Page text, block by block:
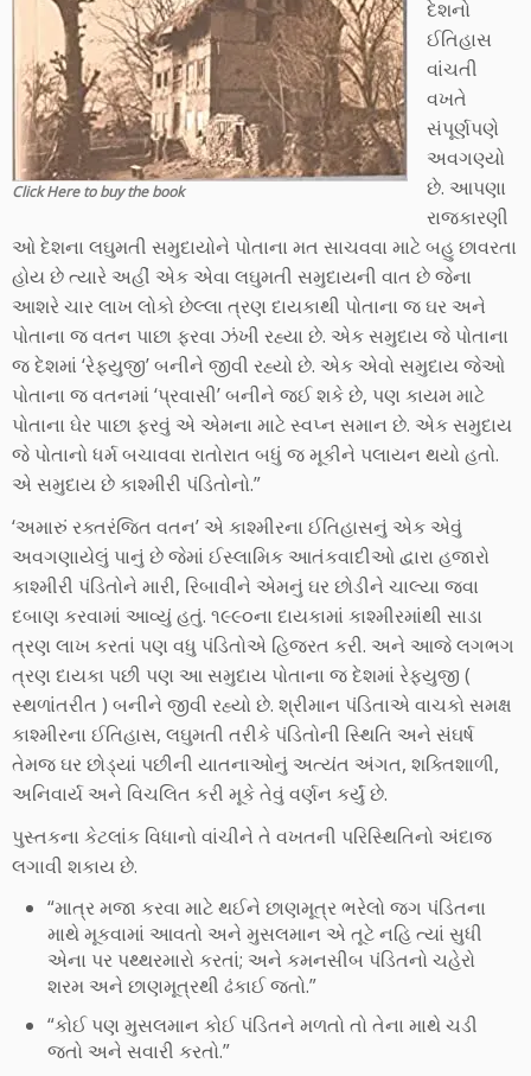
Click Here to buy the book
દેશનો
ઈતિહાસ
વાંચતી
વખતે
સંપૂર્ણપણે
અવગણ્યો
છે. આપણા
રાજકારણી
ઓ દેશના લઘુમતી સમુદાયોને પોતાના મત સાચવવા માટે બહુ છાવરતા
હોય છે ત્યારે અહીં એક એવા લઘુમતી સમુદાયની વાત છે જેના
આશરે ચાર લાખ લોકો છેલ્લા ત્રણ દાયકાથી પોતાના જ ઘર અને
પોતાના જ વતન પાછા ફરવા ઝંખી રહ્યા છે. એક સમુદાય જે પોતાના
જ દેશમાં ‘રેફ્યુજી’ બનીને જીવી રહ્યો છે. એક એવો સમુદાય જેઓ
પોતાના જ વતનમાં ‘પ્રવાસી’ બનીને જઈ શકે છે, પણ કાયમ માટે
પોતાના ઘેર પાછા ફરવું એ એમના માટે સ્વપ્ન સમાન છે. એક સમુદાય
જે પોતાનો ધર્મ બચાવવા રાતોરાત બધું જ મૂકીને પલાયન થયો હતો.
એ સમુદાય છે કાશ્મીરી પંડિતોનો.”
‘અમારું રક્તરંજિત વતન’ એ કાશ્મીરના ઈતિહાસનું એક એવું
અવગણાયેલું પાનું છે જેમાં ઈસ્લામિક આતંકવાદીઓ દ્વારા હજારો
કાશ્મીરી પંડિતોને મારી, રિબાવીને એમનું ઘર છોડીને ચાલ્યા જવા
દબાણ કરવામાં આવ્યું હતું. ૧૯૯૦ના દાયકામાં કાશ્મીરમાંથી સાડા
ત્રણ લાખ કરતાં પણ વધુ પંડિતોએ હિજરત કરી. અને આજે લગભગ
ત્રણ દાયકા પછી પણ આ સમુદાય પોતાના જ દેશમાં રેફ્યુજી (
સ્થળાંતરીત ) બનીને જીવી રહ્યો છે. શ્રીમાન પંડિતાએ વાચકો સમક્ષ
કાશ્મીરના ઈતિહાસ, લઘુમતી તરીકે પંડિતોની સ્થિતિ અને સંઘર્ષ
તેમજ ઘર છોડ્યાં પછીની યાતનાઓનું અત્યંત અંગત, શક્તિશાળી,
અનિવાર્ય અને વિચલિત કરી મૂકે તેવું વર્ણન કર્યું છે.
પુસ્તકના કેટલાંક વિધાનો વાંચીને તે વખતની પરિસ્થિતિનો અંદાજ
લગાવી શકાય છે.
“માત્ર મજા કરવા માટે થઈને છાણમૂત્ર ભરેલો જગ પંડિતના
માથે મૂકવામાં આવતો અને મુસલમાન એ તૂટે નહિ ત્યાં સુધી
એના પર પથ્થરમારો કરતાં; અને કમનસીબ પંડિતનો ચહેરો
શરમ અને છાણમૂત્રથી ઢંકાઈ જતો.”
“કોઈ પણ મુસલમાન કોઈ પંડિતને મળતો તો તેના માથે ચડી
જતો અને સવારી કરતો‌.”